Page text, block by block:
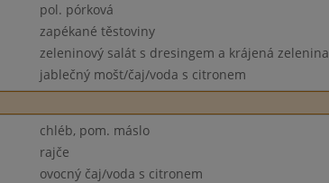
pol. pórková
zapékané těstoviny
zeleninový salát s dresingem a krájená zelenina
jablečný mošt/čaj/voda s citronem
chléb, pom. máslo
rajče
ovocný čaj/voda s citronem